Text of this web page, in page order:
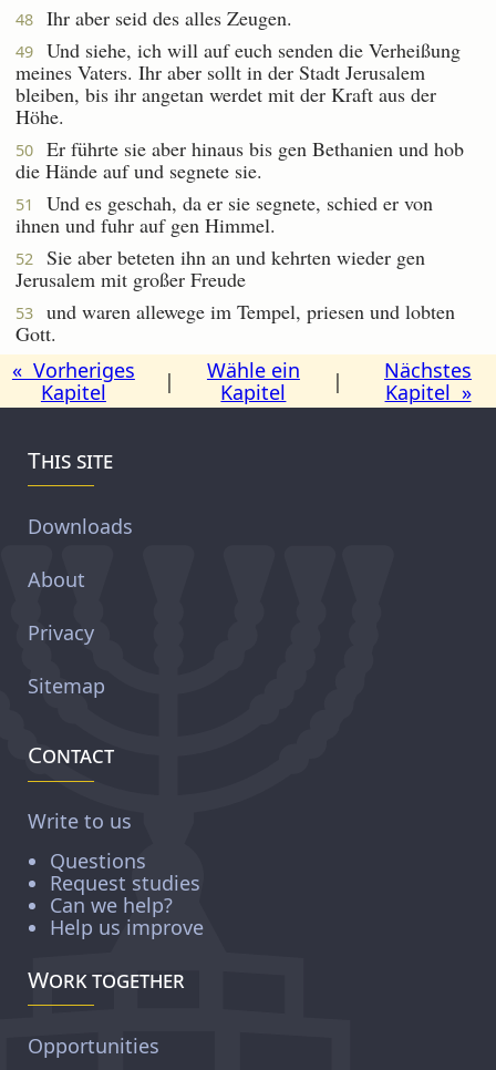
48 Ihr aber seid des alles Zeugen.
49
Und siehe, ich will auf euch senden die Verheißung
meines Vaters. Ihr aber sollt in der Stadt Jerusalem
bleiben, bis ihr angetan werdet mit der Kraft aus der
Höhe.
50
Er führte sie aber hinaus bis gen Bethanien und hob
die Hände auf und segnete sie.
51
Und es geschah, da er sie segnete, schied er von
ihnen und fuhr auf gen Himmel.
52
Sie aber beteten ihn an und kehrten wieder gen
Jerusalem mit großer Freude
53
und waren allewege im Tempel, priesen und lobten
Gott.
« Vorheriges
Kapitel
|
Wähle ein
Kapitel
|
Nächstes
Kapitel »
This site
Downloads
About
Privacy
Sitemap
Contact
Write to us
Questions
Request studies
Can we help?
Help us improve
Work together
Opportunities